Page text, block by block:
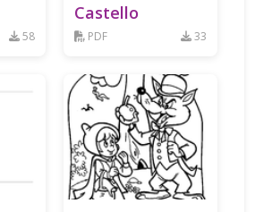
58
Castello
PDF 33